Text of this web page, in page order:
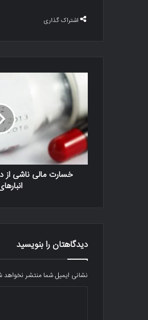
اشتراک گذاری
خسارت مالی ناشی از
دیدگاهتان را بنویسید
نشانی ایمیل شما منتشر نخواهد